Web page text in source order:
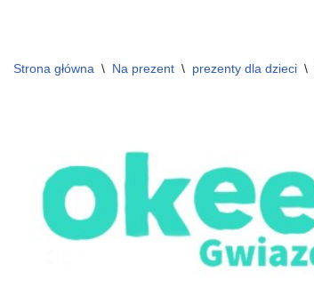
Strona główna \ Na prezent \ prezenty dla dzieci \